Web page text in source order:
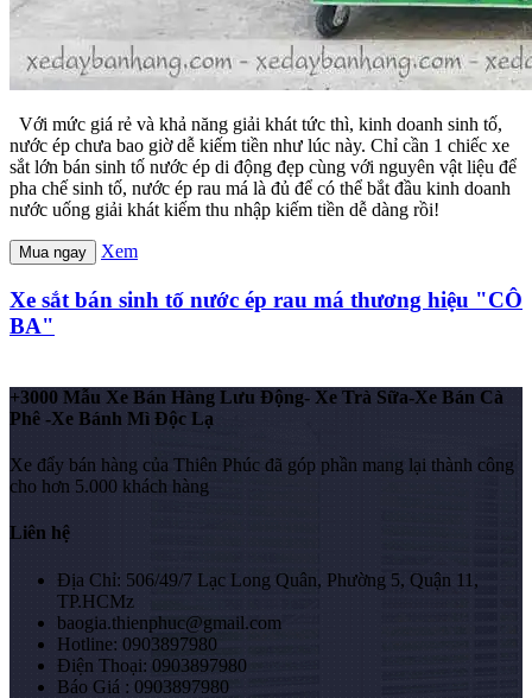
Với mức giá rẻ và khả năng giải khát tức thì, kinh doanh sinh tố,
nước ép chưa bao giờ dễ kiếm tiền như lúc này. Chỉ cần 1 chiếc xe
sắt lớn bán sinh tố nước ép di động đẹp cùng với nguyên vật liệu để
pha chế sinh tố, nước ép rau má là đủ để có thể bắt đầu kinh doanh
nước uống giải khát kiếm thu nhập kiếm tiền dễ dàng rồi!
Mua ngay Xem
Xe sắt bán sinh tố nước ép rau má thương hiệu "CÔ
BA"
+3000 Mẫu Xe Bán Hàng Lưu Động- Xe Trà Sữa-Xe Bán Cà
Phê -Xe Bánh Mì Độc Lạ
Xe đẩy bán hàng của Thiên Phúc đã góp phần mang lại thành công
cho hơn 5.000 khách hàng
Liên hệ
Địa Chỉ: 506/49/7 Lạc Long Quân, Phường 5, Quận 11,
TP.HCMz
baogia.thienphuc@gmail.com
Hotline: 0903897980
Điện Thoại: 0903897980
Báo Giá : 0903897980